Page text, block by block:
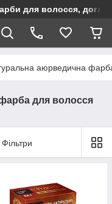
для волосся,
аюрведична
для волосся
Фільтри